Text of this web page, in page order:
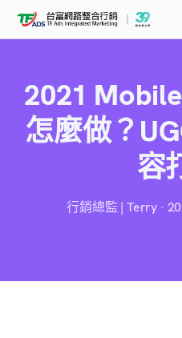
2021
怎麼做？
容
行銷總監 | Terry ·